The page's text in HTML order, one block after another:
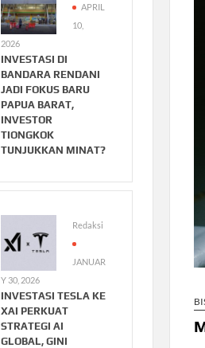
APRIL
10,
2026
INVESTASI DI
BANDARA RENDANI
JADI FOKUS BARU
PAPUA BARAT,
INVESTOR
TIONGKOK
TUNJUKKAN MINAT?
Redaksi
JANUAR
Y 30, 2026
INVESTASI TESLA KE
XAI PERKUAT
STRATEGI AI
GLOBAL, GINI